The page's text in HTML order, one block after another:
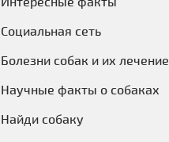
Социальная сеть
Болезни собак и их лечение
Научные факты о собаках
Найди собаку